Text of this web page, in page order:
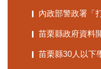
內政部警政署「
苗栗縣政府資料
苗栗縣30人以下